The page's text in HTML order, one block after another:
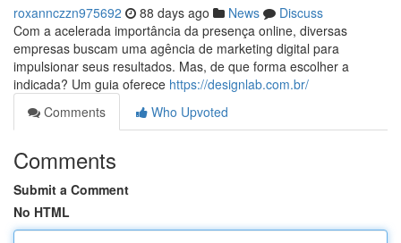
roxannczzn975692 88 days ago News
Discuss
Com a acelerada importância da presença online, diversas
empresas buscam uma agência de marketing digital para
impulsionar seus resultados. Mas, de que forma escolher a
indicada? Um guia oferece https://designlab.com.br/
Comments
Who Upvoted
Comments
Submit a Comment
No HTML